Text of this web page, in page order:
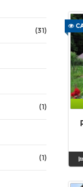
(31)
(1)
(1)